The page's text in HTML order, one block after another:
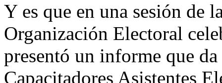
Y es que en una sesión de
Organización Electoral
presentó un informe que
Capacitadores Asistentes